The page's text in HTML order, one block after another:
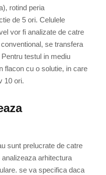
rotind peria
de 5 ori. Celulele
vor fi analizate de catre
se transfera
testul in mediu
flacon cu o solutie, in care
10 ori.
sunt prelucrate de catre
arhitectura
se va specifica daca